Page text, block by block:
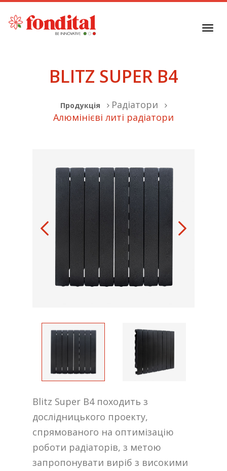
BLITZ SUPER B4
Продукція
Радіатори
Алюмінієві литі радіатори
Blitz Super B4 походить з
дослідницького проекту,
спрямованого на оптимізацію
роботи радіаторів, з метою
запропонувати виріб з високими